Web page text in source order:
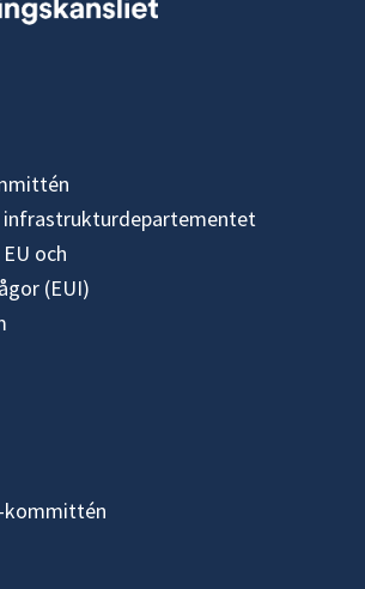
infrastrukturdepartementet
och
(EUI)
kommittén